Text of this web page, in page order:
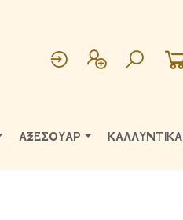
ΑΞΕΣΟΥΑΡ ΚΑΛΛΥΝΤΙΚΑ